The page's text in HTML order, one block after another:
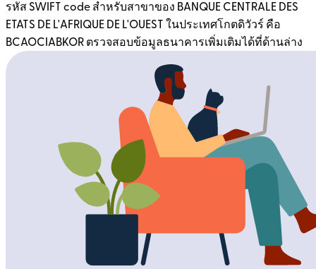
รหัส SWIFT code สำหรับสาขาของ BANQUE CENTRALE DES
ETATS DE L'AFRIQUE DE L'OUEST ในประเทศโกตดิวัวร์ คือ
BCAOCIABKOR ตรวจสอบข้อมูลธนาคารเพิ่มเติมได้ที่ด้านล่าง